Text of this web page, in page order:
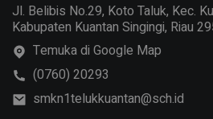
Jl. Belibis No.29, Koto Taluk, Kec.
Kabupaten Kuantan Singingi, Riau
Temuka di Google Map
(0760) 20293
smkn1telukkuantan@sch.id